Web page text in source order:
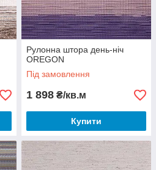
Рулонна штора день-ніч
OREGON
Під замовлення
1 898 ₴/кв.м
Купити